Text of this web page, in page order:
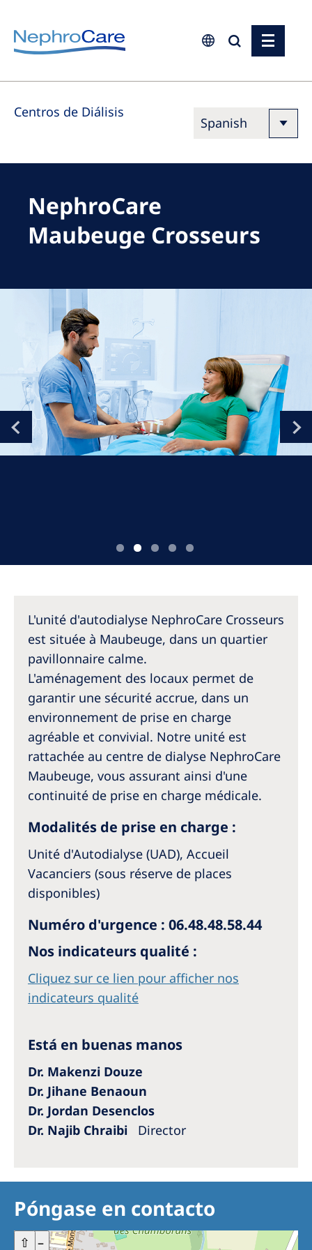
Europe
Czech Republic
Germany
Italy
Netherlands
Romania
Russia
Serbia
Slovakia
Slovenia
Spain
Australia
Philippines
North America
United States of America
NephroCare International
Global Website
Centros de Diálisis
NephroCare
Maubeuge Crosseurs
L'unité d'autodialyse NephroCare Crosseurs
est située à Maubeuge, dans un quartier
pavillonnaire calme.
L'aménagement des locaux permet de
garantir une sécurité accrue, dans un
environnement de prise en charge
agréable et convivial. Notre unité est
rattachée au centre de dialyse NephroCare
Maubeuge, vous assurant ainsi d'une
continuité de prise en charge médicale.
Modalités de prise en charge :
Unité d'Autodialyse (UAD), Accueil
Vacanciers (sous réserve de places
disponibles)
Numéro d'urgence : 06.48.48.58.44
Nos indicateurs qualité :
Cliquez sur ce lien pour afficher nos
indicateurs qualité
Está en buenas manos
Dr. Makenzi Douze
Dr. Jihane Benaoun
Dr. Jordan Desenclos
Dr. Najib Chraibi Director
Póngase en contacto
+ –
⇧